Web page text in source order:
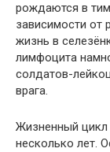
рождаются в
зависимости от
жизнь в
лимфоцита
солдатов-
врага.
Жизненный
несколько лет.